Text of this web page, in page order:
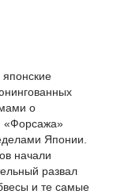
о
«Форсажа»
Японии.
начали
развал
и те самые